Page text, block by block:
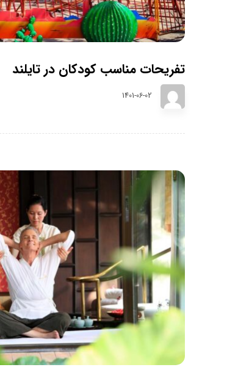
تفریحات مناسب کودکان در تایلند
1401-06-02